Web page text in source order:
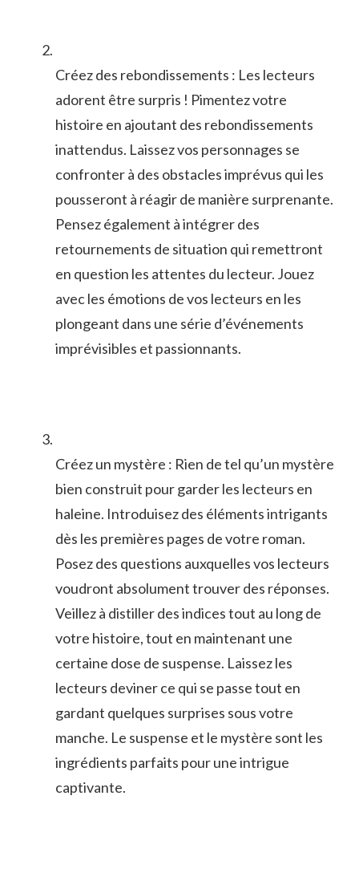
Créez des rebondissements : Les lecteurs
‌adorent être⁢ surpris ! Pimentez votre
histoire en ajoutant des​ rebondissements
inattendus. Laissez ‌vos ⁣personnages se ​
confronter à‍ des obstacles imprévus⁣ qui les
pousseront à réagir de manière surprenante.
Pensez également ⁣à intégrer ​des
⁤retournements de situation qui remettront
en question les attentes ‍du⁢ lecteur. Jouez
avec ⁤les émotions​ de vos lecteurs‌ en les
⁤plongeant dans​ une série d’événements
imprévisibles et passionnants.
Créez⁤ un⁢ mystère : Rien⁣ de tel qu’un mystère‌
bien construit pour garder les lecteurs en
haleine. Introduisez des éléments intrigants
dès‍ les premières‌ pages de votre roman.
Posez des questions auxquelles vos lecteurs
voudront absolument trouver⁢ des réponses.
Veillez à ‍distiller‌ des ‍indices tout au long de
⁢votre histoire, tout en maintenant une
certaine dose de suspense. Laissez les
⁣lecteurs deviner ⁣ce ⁤qui ‍se passe ‌tout⁢ en
gardant quelques surprises sous votre
manche. Le suspense et le⁣ mystère sont ⁢les ​
ingrédients‍ parfaits pour‌ une‌ intrigue
captivante.